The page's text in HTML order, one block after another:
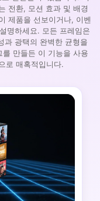
전환, 모션 효과 및 배경
제품을 선보이거나, 이벤
명하세요. 모든 프레임은
과 광택의 완벽한 균형을
만들든 이 기능을 사용
로 매혹적입니다.